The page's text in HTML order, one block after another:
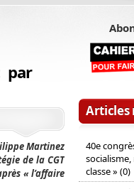
par
Martinez
de la CGT
« l’affaire
Articles
40e
classe » (0)